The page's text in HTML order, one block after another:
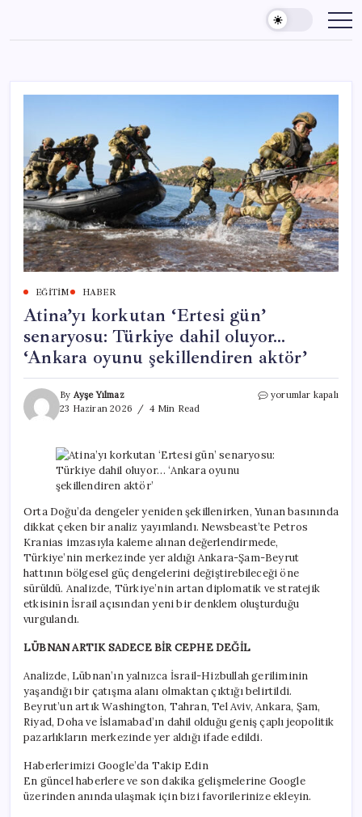
content
EĞITIM HABER
Atina’yı korkutan ‘Ertesi gün’
senaryosu: Türkiye dahil oluyor…
‘Ankara oyunu şekillendiren aktör’
By Ayşe Yılmaz
23 Haziran 2026
4 Min Read
Atina’yı
oyunu
şekillendiren
aktör’
için
yorumlar kapalı
Orta Doğu’da dengeler yeniden şekillenirken, Yunan basınında
dikkat çeken bir analiz yayımlandı. Newsbeast’te Petros
Kranias imzasıyla kaleme alınan değerlendirmede,
Türkiye’nin merkezinde yer aldığı Ankara-Şam-Beyrut
hattının bölgesel güç dengelerini değiştirebileceği öne
sürüldü. Analizde, Türkiye’nin artan diplomatik ve stratejik
etkisinin İsrail açısından yeni bir denklem oluşturduğu
vurgulandı.
LÜBNAN ARTIK SADECE BİR CEPHE DEĞİL
Analizde, Lübnan’ın yalnızca İsrail-Hizbullah geriliminin
yaşandığı bir çatışma alanı olmaktan çıktığı belirtildi.
Beyrut’un artık Washington, Tahran, Tel Aviv, Ankara, Şam,
Riyad, Doha ve İslamabad’ın dahil olduğu geniş çaplı jeopolitik
pazarlıkların merkezinde yer aldığı ifade edildi.
Haberlerimizi Google’da Takip Edin
En güncel haberlere ve son dakika gelişmelerine Google
üzerinden anında ulaşmak için bizi favorilerinize ekleyin.